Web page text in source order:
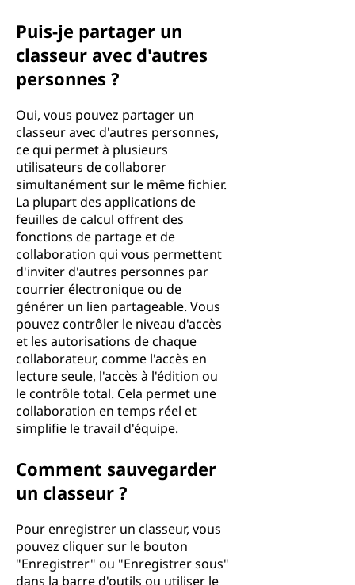
Puis-je partager un
classeur avec d'autres
personnes ?
Oui, vous pouvez partager un
classeur avec d'autres personnes,
ce qui permet à plusieurs
utilisateurs de collaborer
simultanément sur le même fichier.
La plupart des applications de
feuilles de calcul offrent des
fonctions de partage et de
collaboration qui vous permettent
d'inviter d'autres personnes par
courrier électronique ou de
générer un lien partageable. Vous
pouvez contrôler le niveau d'accès
et les autorisations de chaque
collaborateur, comme l'accès en
lecture seule, l'accès à l'édition ou
le contrôle total. Cela permet une
collaboration en temps réel et
simplifie le travail d'équipe.
Comment sauvegarder
un classeur ?
Pour enregistrer un classeur, vous
pouvez cliquer sur le bouton
"Enregistrer" ou "Enregistrer sous"
dans la barre d'outils ou utiliser le